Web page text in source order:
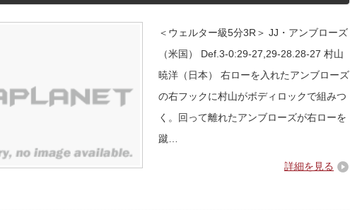
＜ウェルター級5分3R＞ JJ・アンブローズ
（米国） Def.3-0:29-27,29-28.28-27 村山
暁洋（日本） 右ローを入れたアンブローズ
の右フックに村山がボディロックで組みつ
く。回って離れたアンブローズが右ローを
蹴…
詳細を見る